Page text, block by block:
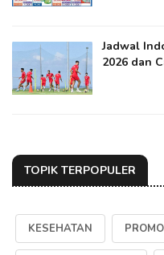
Jadwal
2026 dan
TOPIK TERPOPULER
KESEHATAN